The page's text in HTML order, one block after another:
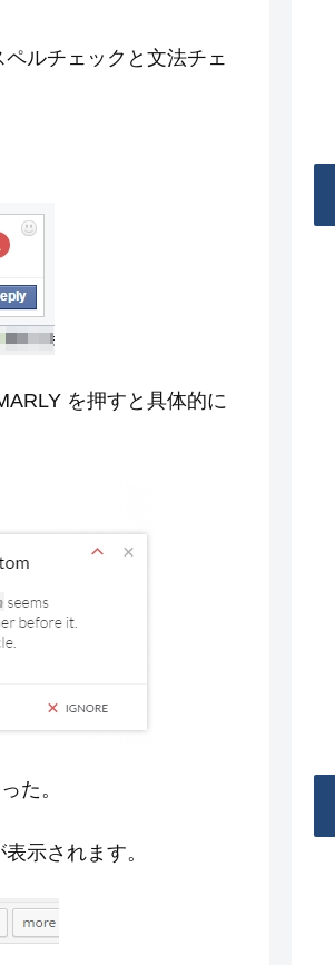
ルチェックと文法チェ
を押すと具体的に
た。
示されます。